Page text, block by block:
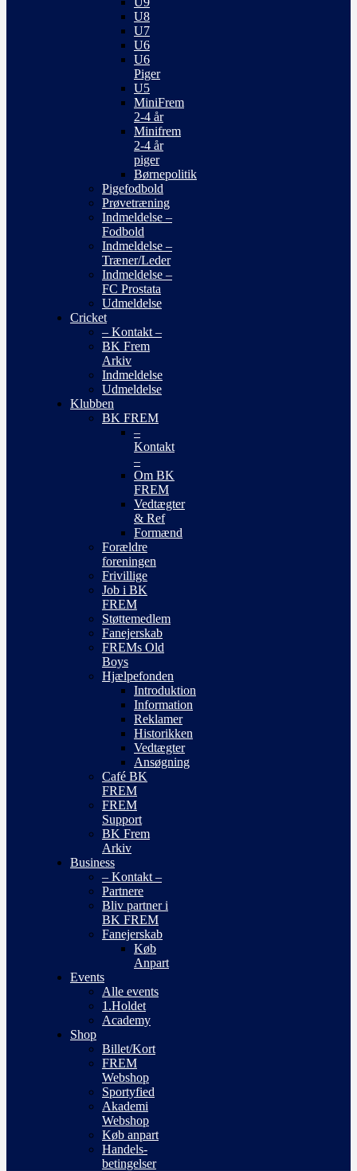
U8
U7
U6
U6
Piger
U5
MiniFrem
2-4 år
Minifrem
2-4 år
piger
Børnepolitik
Pigefodbold
Prøvetræning
Indmeldelse –
Fodbold
Indmeldelse –
Træner/Leder
Indmeldelse –
FC Prostata
Udmeldelse
Cricket
– Kontakt –
BK Frem
Arkiv
Indmeldelse
Udmeldelse
Klubben
BK FREM
–
Kontakt
–
Om BK
FREM
Vedtægter
& Ref
Formænd
Forældre
foreningen
Frivillige
Job i BK
FREM
Støttemedlem
Fanejerskab
FREMs Old
Boys
Hjælpefonden
Introduktion
Information
Reklamer
Historikken
Vedtægter
Ansøgning
Café BK
FREM
FREM
Support
BK Frem
Arkiv
Business
– Kontakt –
Partnere
Bliv partner i
BK FREM
Fanejerskab
Køb
Anpart
Events
Alle events
1.Holdet
Academy
Shop
Billet/Kort
FREM
Webshop
Sportyfied
Akademi
Webshop
Køb anpart
Handels-
betingelser